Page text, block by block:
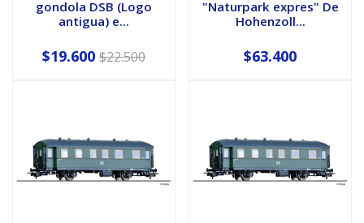
gondola DSB (Logo
antigua) e...
$19.600 $22.500
"Naturpark expres" De
Hohenzoll...
$63.400